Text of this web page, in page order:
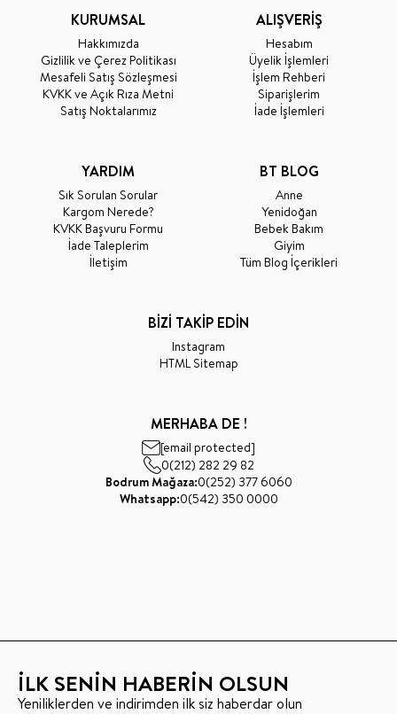
KURUMSAL
Hakkımızda
Gizlilik ve Çerez Politikası
Mesafeli Satış Sözleşmesi
KVKK ve Açık Rıza Metni
Satış Noktalarımız
ALIŞVERİŞ
Hesabım
Üyelik İşlemleri
İşlem Rehberi
Siparişlerim
İade İşlemleri
YARDIM
Sık Sorulan Sorular
Kargom Nerede?
KVKK Başvuru Formu
İade Taleplerim
İletişim
BT BLOG
Anne
Yenidoğan
Bebek Bakım
Giyim
Tüm Blog İçerikleri
BİZİ TAKİP EDİN
Instagram
HTML Sitemap
MERHABA DE !
[email protected]
0(212) 282 29 82
Bodrum Mağaza:0(252) 377 6060
Whatsapp:0(542) 350 0000
İLK SENİN HABERİN OLSUN
Yeniliklerden ve indirimden ilk siz haberdar olun